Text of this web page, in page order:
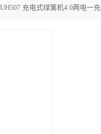
充电式绿篱机4.0两电一